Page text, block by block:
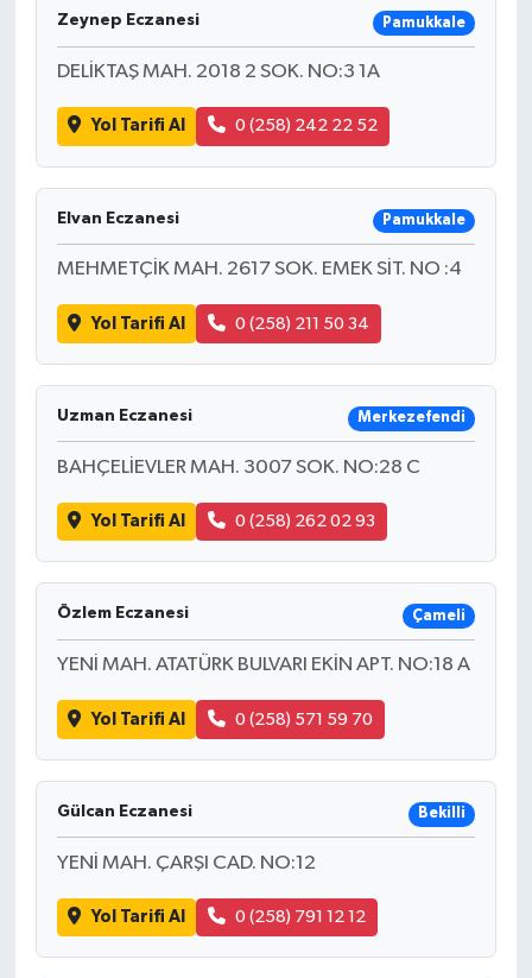
Zeynep Eczanesi Pamukkale
DELİKTAŞ MAH. 2018 2 SOK. NO:3 1A
Yol Tarifi Al 0 (258) 242 22 52
Elvan Eczanesi Pamukkale
MEHMETÇİK MAH. 2617 SOK. EMEK SİT. NO :4
Yol Tarifi Al 0 (258) 211 50 34
Uzman Eczanesi Merkezefendi
BAHÇELİEVLER MAH. 3007 SOK. NO:28 C
Yol Tarifi Al 0 (258) 262 02 93
Özlem Eczanesi Çameli
YENİ MAH. ATATÜRK BULVARI EKİN APT. NO:18 A
Yol Tarifi Al 0 (258) 571 59 70
Gülcan Eczanesi Bekilli
YENİ MAH. ÇARŞI CAD. NO:12
Yol Tarifi Al 0 (258) 791 12 12